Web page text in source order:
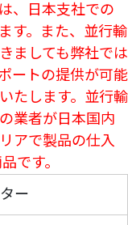
、日本支社での
す。また、並行輸
ましても弊社では
ートの提供が可能
たします。並行輸
業者が日本国内
アで製品の仕入
です。
ー